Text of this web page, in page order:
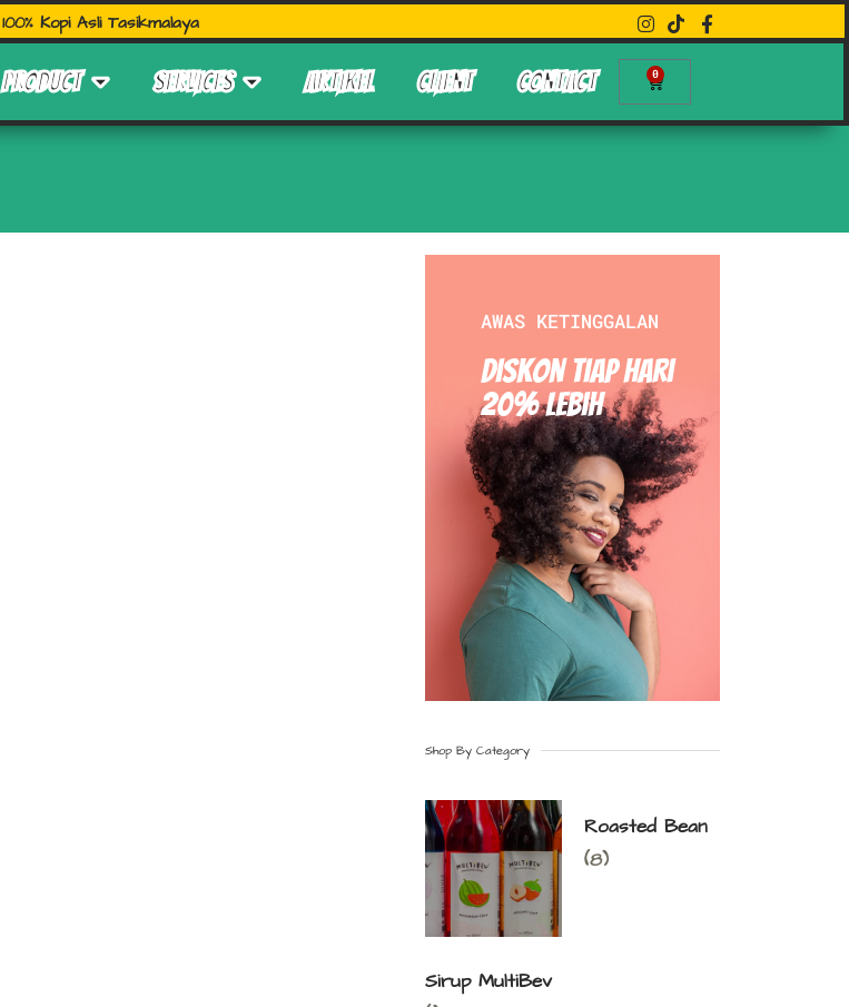
100% Kopi Asli Tasikmalaya
PRODUCT SERVICES ARTIKEL CLIENT CONTACT 0
AWAS KETINGGALAN
Diskon Tiap hari
20% Lebih
Shop By Category
Sirup MultiBev
Roasted Bean
(8)